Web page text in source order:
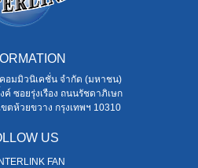
อมมิวนิเคชั่น จำกัด (มหาชน)
ค์ ซอยรุ่งเรือง ถนนรัชดาภิเษก
ตห้วยขวาง กรุงเทพฯ 10310
US
FAN